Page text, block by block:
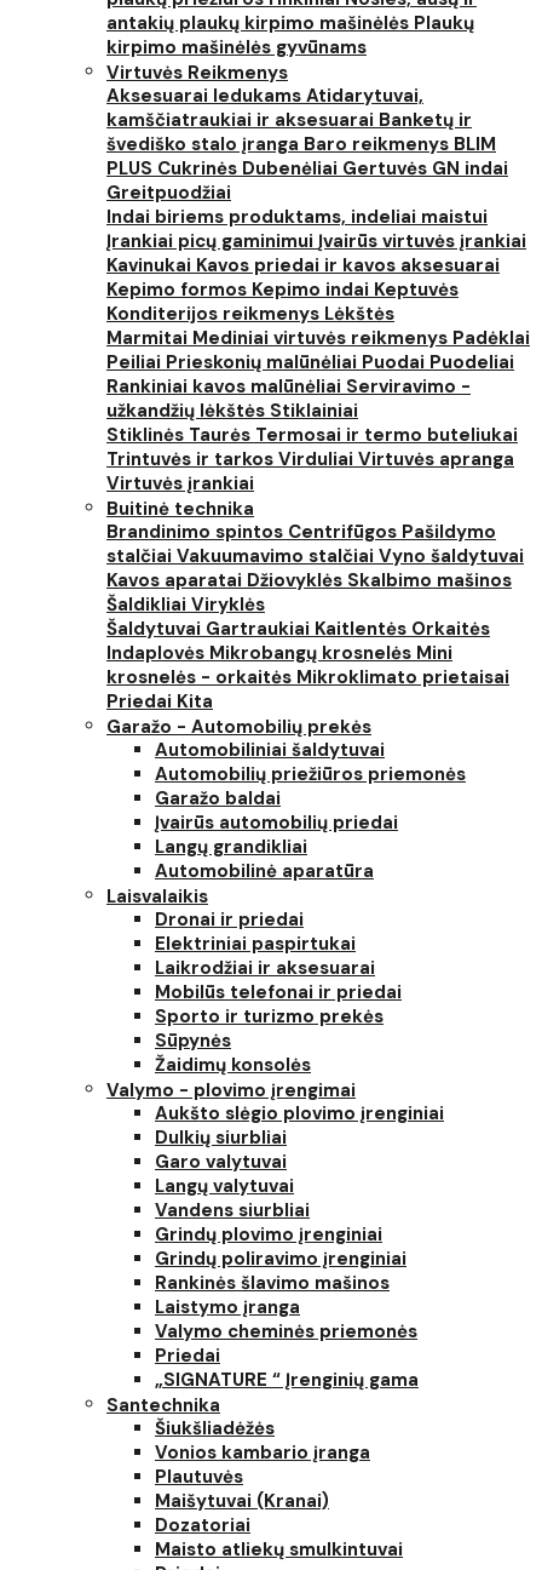
antakių plaukų kirpimo mašinėlės Plaukų
kirpimo mašinėlės gyvūnams
Virtuvės Reikmenys
Aksesuarai ledukams Atidarytuvai,
kamščiatraukiai ir aksesuarai Banketų ir
švediško stalo įranga Baro reikmenys BLIM
PLUS Cukrinės Dubenėliai Gertuvės GN indai
Greitpuodžiai
Indai biriems produktams, indeliai maistui
Įrankiai picų gaminimui Įvairūs virtuvės įrankiai
Kavinukai Kavos priedai ir kavos aksesuarai
Kepimo formos Kepimo indai Keptuvės
Konditerijos reikmenys Lėkštės
Marmitai Mediniai virtuvės reikmenys Padėklai
Peiliai Prieskonių malūnėliai Puodai Puodeliai
Rankiniai kavos malūnėliai Serviravimo -
užkandžių lėkštės Stiklainiai
Stiklinės Taurės Termosai ir termo buteliukai
Trintuvės ir tarkos Virduliai Virtuvės apranga
Virtuvės įrankiai
Buitinė technika
Brandinimo spintos Centrifūgos Pašildymo
stalčiai Vakuumavimo stalčiai Vyno šaldytuvai
Kavos aparatai Džiovyklės Skalbimo mašinos
Šaldikliai Viryklės
Šaldytuvai Gartraukiai Kaitlentės Orkaitės
Indaplovės Mikrobangų krosnelės Mini
krosnelės - orkaitės Mikroklimato prietaisai
Priedai Kita
Garažo - Automobilių prekės
Automobiliniai šaldytuvai
Automobilių priežiūros priemonės
Garažo baldai
Įvairūs automobilių priedai
Langų grandikliai
Automobilinė aparatūra
Laisvalaikis
Dronai ir priedai
Elektriniai paspirtukai
Laikrodžiai ir aksesuarai
Mobilūs telefonai ir priedai
Sporto ir turizmo prekės
Sūpynės
Žaidimų konsolės
Valymo - plovimo įrengimai
Aukšto slėgio plovimo įrenginiai
Dulkių siurbliai
Garo valytuvai
Langų valytuvai
Vandens siurbliai
Grindų plovimo įrenginiai
Grindų poliravimo įrenginiai
Rankinės šlavimo mašinos
Laistymo įranga
Valymo cheminės priemonės
Priedai
„SIGNATURE “ Įrenginių gama
Santechnika
Šiukšliadėžės
Vonios kambario įranga
Plautuvės
Maišytuvai (Kranai)
Dozatoriai
Maisto atliekų smulkintuvai